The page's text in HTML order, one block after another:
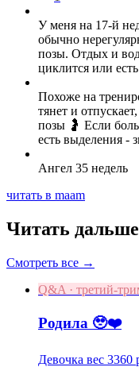
У меня на 17-й
обычно
позы. Отдых и
циклится или
Похоже на
тянет и
позы 🤰 Если
есть выделения -
Ангел 35 недель
читать в maam
Читать дальше
Смотреть все →
Q&A · третий-
Родила 🥹❤️
Девочка вес 3360